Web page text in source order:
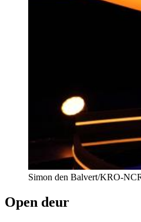
Simon den Balvert/KRO-
Open deur